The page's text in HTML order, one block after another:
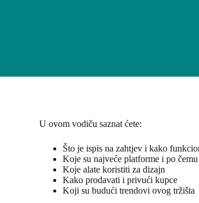
U ovom vodiču saznat ćete:
Što je ispis na zahtjev i kako
Koje su najveće platforme i po
Koje alate koristiti za dizajn
Kako prodavati i privući kupce
Koji su budući trendovi ovog tržišta